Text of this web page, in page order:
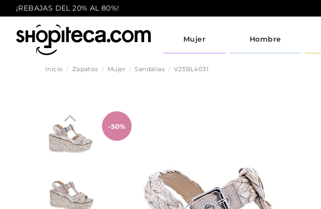
¡REBAJAS DEL 20% AL 80%!
Mujer Hombre
Inicio Zapatos Mujer Sandalias V23BL4031
-50%